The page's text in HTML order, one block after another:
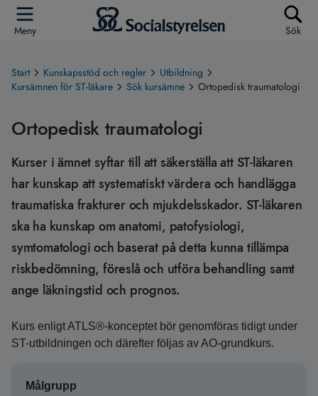
Meny Sök
Start Kunskapsstöd och regler
Utbildning
Kursämnen för ST-läkare
Sök kursämne Ortopedisk traumatologi
Ortopedisk traumatologi
Kurser i ämnet syftar till att säkerställa att ST-läkaren
har kunskap att systematiskt värdera och handlägga
traumatiska frakturer och mjukdelsskador. ST-läkaren
ska ha kunskap om anatomi, patofysiologi,
symtomatologi och baserat på detta kunna tillämpa
riskbedömning, föreslå och utföra behandling samt
ange läkningstid och prognos.
Kurs enligt ATLS®-konceptet bör genomföras tidigt under
ST-utbildningen och därefter följas av AO-grundkurs.
Målgrupp